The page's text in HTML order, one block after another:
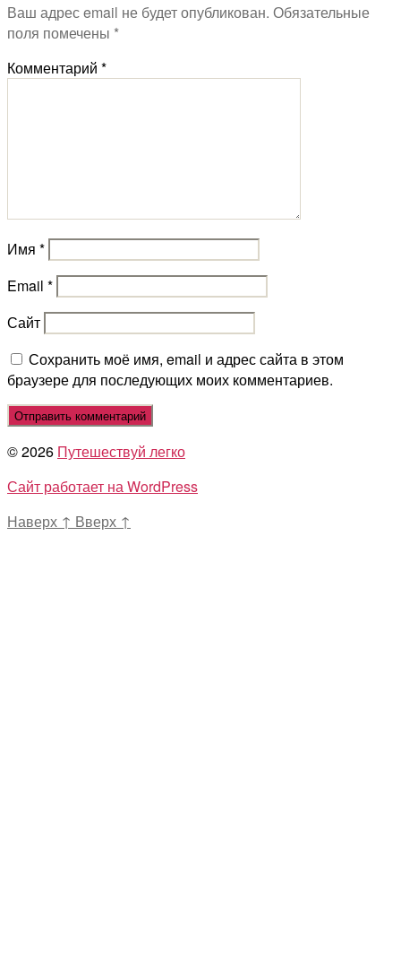
Ваш адрес email не будет опубликован. Обязательные
поля помечены *
Комментарий *
Имя *
Email *
Сайт
Сохранить моё имя, email и адрес сайта в этом
браузере для последующих моих комментариев.
© 2026 Путешествуй легко
Сайт работает на WordPress
Наверх ↑ Вверх ↑